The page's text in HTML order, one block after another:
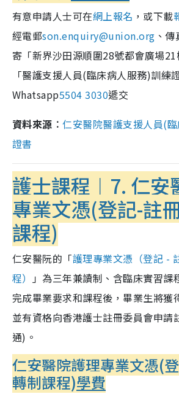
有意申請人士可在網上報名 ，或下載
經電郵son.enquiry@union.org 、
寄「新界沙田源順圍28號都會廣場
「醫護支援人員(臨床病人服務)訓練
Whatsapp5504 3030遞交
資料來源︰仁安醫院醫護支援人員(
證書
護士課程︱7. 仁安
專業文憑(登記-註
課程)
仁安醫阮的「護理專業文憑（登記 -
程） 」為三年兼讀制、含臨床實習課
完成畢業要求和課程後，畢業生將獲
並有資格向香港護士註冊委員會申請
通)。
仁安醫院護理專業文憑(
轉制課程)學費